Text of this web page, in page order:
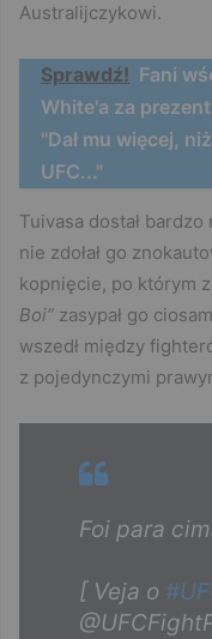
Australijczykowi.
Sprawdź! Fani
White'a za
"Dał mu więcej,
UFC..."
Tuivasa dostał
nie zdołał go
kopnięcie, po którym
Boi” zasypał go
wszedł między
z pojedynczymi
Foi para
[ Veja o